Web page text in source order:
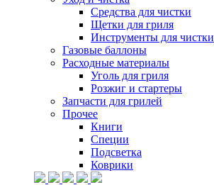
Средства для чистки
Щетки для гриля
Инструменты для чистки
Газовые баллоны
Расходные материалы
Уголь для гриля
Розжиг и стартеры
Запчасти для грилей
Прочее
Книги
Специи
Подсветка
Коврики